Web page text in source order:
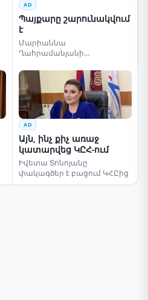
AD
Պայքարը շարունակվում
է
Մարիաննա
Ղահրամանյանի
AD
Այն, ինչ քիչ առաջ
կատարվեց ԿԸՀ-ում
Իվետա Տոնոյանը
փակագծեր է բացում ԿՀԸից